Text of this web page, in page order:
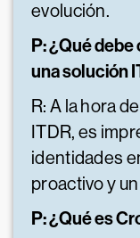
evolución.
P: ¿Qué
una solución
R: A la hora
ITDR, es
identidades
proactivo y
P: ¿Qué es